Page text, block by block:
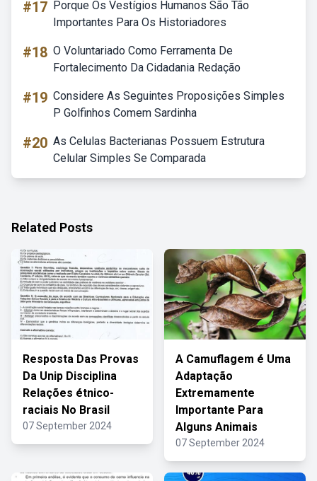
#17 Porque Os Vestígios Humanos São Tão
Importantes Para Os Historiadores
#18 O Voluntariado Como Ferramenta De
Fortalecimento Da Cidadania Redação
#19 Considere As Seguintes Proposições Simples
P Golfinhos Comem Sardinha
#20 As Celulas Bacterianas Possuem Estrutura
Celular Simples Se Comparada
Related Posts
Resposta Das Provas
Da Unip Disciplina
Relações étnico-
raciais No Brasil
07 September 2024
A Camuflagem é Uma
Adaptação
Extremamente
Importante Para
Alguns Animais
07 September 2024